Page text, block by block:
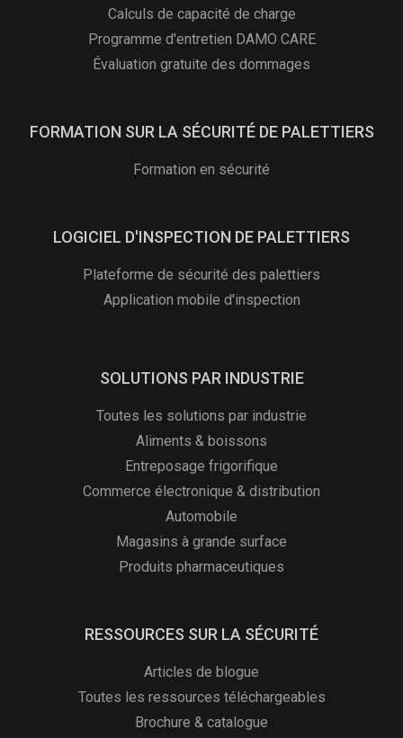
Calculs de capacité de charge
Programme d'entretien DAMO CARE
Évaluation gratuite des dommages
FORMATION SUR LA SÉCURITÉ DE PALETTIERS
Formation en sécurité
LOGICIEL D'INSPECTION DE PALETTIERS
Plateforme de sécurité des palettiers
Application mobile d'inspection
SOLUTIONS PAR INDUSTRIE
Toutes les solutions par industrie
Aliments & boissons
Entreposage frigorifique
Commerce électronique & distribution
Automobile
Magasins à grande surface
Produits pharmaceutiques
RESSOURCES SUR LA SÉCURITÉ
Articles de blogue
Toutes les ressources téléchargeables
Brochure & catalogue